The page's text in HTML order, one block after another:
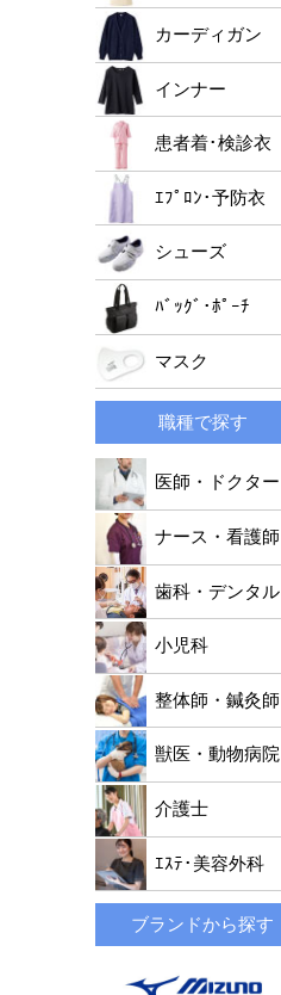
ﾚﾃﾞｨｰｽﾄﾞｸﾀｰｺｰﾄ
メンズパンツ
男女兼用パンツ
カーディガン
インナー
患者着･検診衣
ｴﾌﾟﾛﾝ･予防衣
シューズ
ﾊﾞｯｸﾞ･ﾎﾟｰﾁ
マスク
職種で探す
医師・ドクター
ナース・看護師
歯科・デンタル
小児科
整体師・鍼灸師
獣医・動物病院
介護士
ｴｽﾃ･美容外科
ブランドから探す